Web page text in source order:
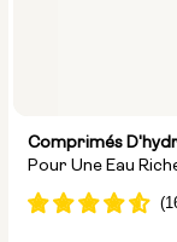
Comprimés
Pour Une Eau
Cellulaire